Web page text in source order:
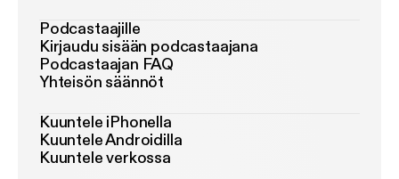
Podcastaajille
Kirjaudu sisään podcastaajana
Podcastaajan FAQ
Yhteisön säännöt
Kuuntele iPhonella
Kuuntele Androidilla
Kuuntele verkossa